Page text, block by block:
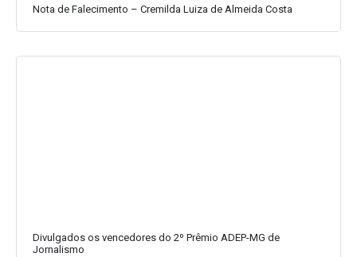
Nota de Falecimento – Cremilda Luiza de Almeida Costa
Divulgados os vencedores do 2º Prêmio ADEP-MG de
Jornalismo